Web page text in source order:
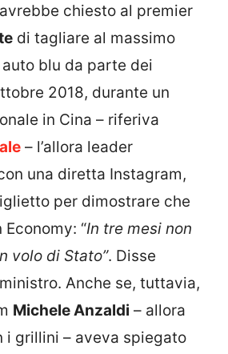
chiesto al premier
di tagliare al massimo
auto blu da parte dei
2018, durante un
in Cina – riferiva
– l’allora leader
una diretta Instagram,
per dimostrare che
“In tre mesi non
volo di Stato”. Disse
Anche se, tuttavia,
Michele Anzaldi – allora
i grillini – aveva spiegato